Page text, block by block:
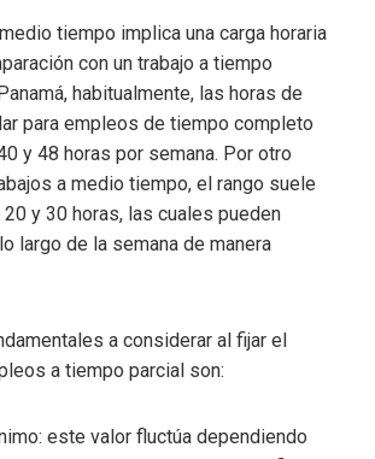
tiempo implica una carga horaria
con un trabajo a tiempo
habitualmente, las horas de
para empleos de tiempo completo
y 48 horas por semana. Por otro
a medio tiempo, el rango suele
y 30 horas, las cuales pueden
largo de la semana de manera
a considerar al fijar el
a tiempo parcial son:
este valor fluctúa dependiendo